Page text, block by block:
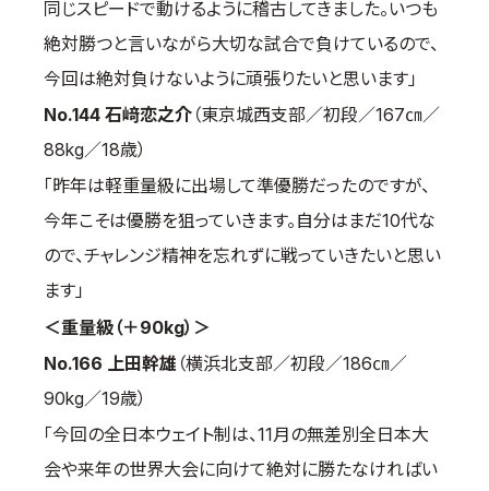
同じスピードで動けるように稽古してきました。いつも
絶対勝つと言いながら大切な試合で負けているので、
今回は絶対負けないように頑張りたいと思います」
No.144 石﨑恋之介 （東京城西支部／初段／167㎝／
88kg／18歳）
「昨年は軽重量級に出場して準優勝だったのですが、
今年こそは優勝を狙っていきます。自分はまだ10代な
ので、チャレンジ精神を忘れずに戦っていきたいと思い
ます」
＜重量級（＋90kg）＞
No.166 上田幹雄 （横浜北支部／初段／186㎝／
90kg／19歳）
「今回の全日本ウェイト制は、11月の無差別全日本大
会や来年の世界大会に向けて絶対に勝たなければい